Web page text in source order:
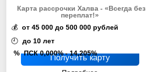
Карта рассрочки Халва - «Всегда без
переплат!»
💰 от 45 000 до 500 000 рублей
🕘 до 10 лет
% ПСК 0,000% - 14,205%
Получить карту